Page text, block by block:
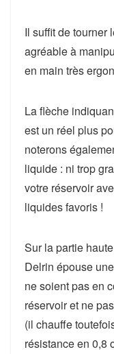
Il suffit de tourner
agréable à
en main très
La flèche
est un réel plus
noterons
liquide : ni trop
votre réservoir
liquides favoris !
Sur la partie
Delrin épouse
ne soient pas en
réservoir et ne
(il chauffe
résistance en 0,8